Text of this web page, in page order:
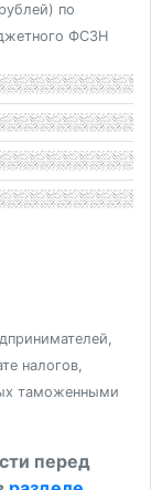
по
ФСЗН
налогов,
таможенными
перед